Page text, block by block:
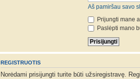
Aš pamiršau savo
Prijungti mane
Paslėpti mano
REGISTRUOTIS
Norėdami prisijungti turite būti užsiregistravę.